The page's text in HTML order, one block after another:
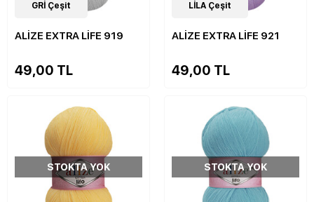
19Çeşit
GRİ Çeşit
ALİZE EXTRA LİFE 919
49,00 TL
19Çeşit
LİLA Çeşit
ALİZE EXTRA LİFE 921
49,00 TL
STOKTA YOK STOKTA YOK